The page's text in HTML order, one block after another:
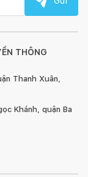
THÔNG
Thanh Xuân,
Khánh, quận Ba